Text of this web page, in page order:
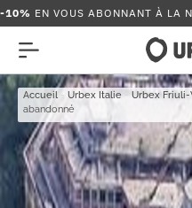
-10% EN VOUS ABONNANT À LA
Accueil - Urbex Italie - Urbex Friuli-
abandonné